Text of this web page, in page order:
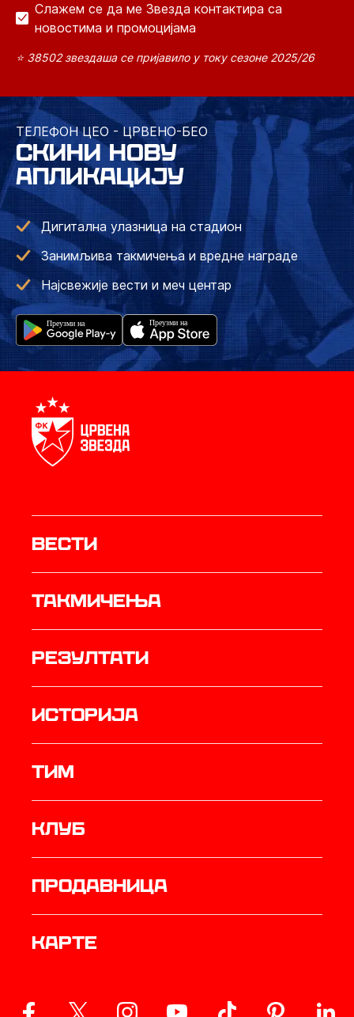
Слажем се да ме Звезда контактира са
новостима и промоцијама
⭐ 38502 звездаша се пријавило у току сезоне 2025/26
ТЕЛЕФОН ЦЕО - ЦРВЕНО-БЕО
СКИНИ НОВУ
АПЛИКАЦИЈУ
Дигитална улазница на стадион
Занимљива такмичења и вредне награде
Најсвежије вести и меч центар
Вести
Такмичења
резултати
историја
ТИМ
Клуб
продавница
Карте